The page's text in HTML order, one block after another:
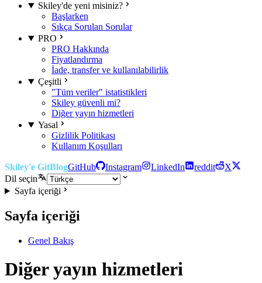
Skiley'de yeni misiniz?
Başlarken
Sıkça Sorulan Sorular
PRO
PRO Hakkında
Fiyatlandırma
İade, transfer ve kullanılabilirlik
Çeşitli
"Tüm veriler" istatistikleri
Skiley güvenli mi?
Diğer yayın hizmetleri
Yasal
Gizlilik Politikası
Kullanım Koşulları
Skiley'e GitBlogGitHub Instagram LinkedIn reddit
X
Dil seçin
Sayfa içeriği
Sayfa içeriği
Genel Bakış
Diğer yayın hizmetleri